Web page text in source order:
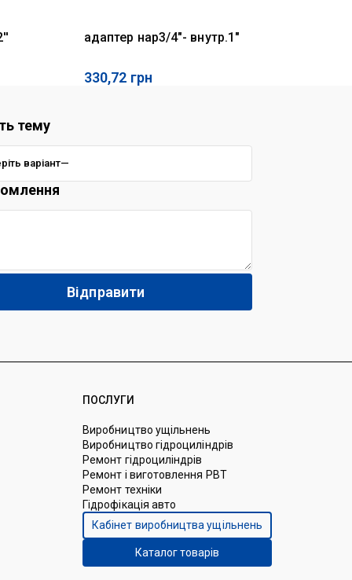
адаптер нар3/4"- внутр.1"
330,72 грн
тему
ПОСЛУГИ
Виробництво ущільнень
Виробництво гідроциліндрів
Ремонт гідроциліндрів
Ремонт і виготовлення РВТ
Ремонт техніки
Гідрофікація авто
Кабінет виробництва ущільнень
Каталог товарів